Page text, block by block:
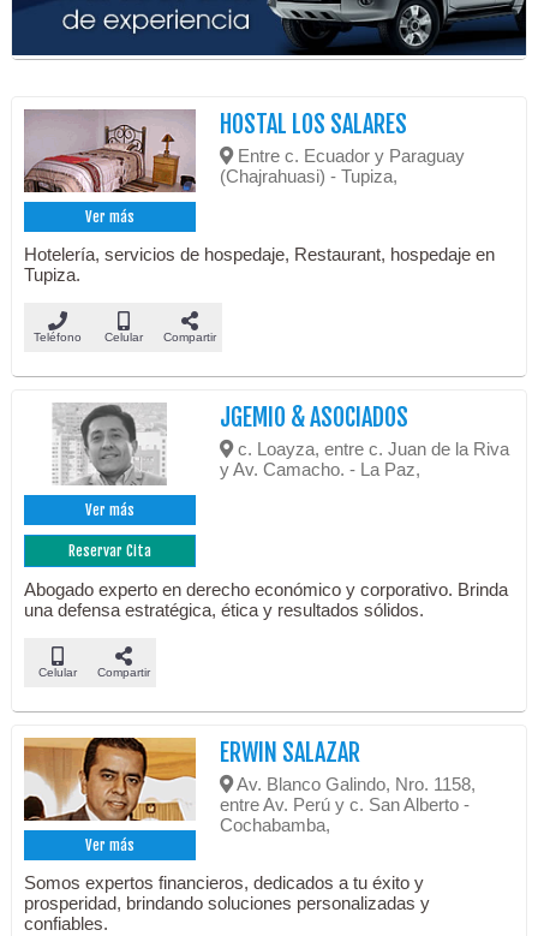
Ver más
HOSTAL LOS SALARES
Entre c. Ecuador y Paraguay
(Chajrahuasi) - Tupiza,
Hotelería, servicios de hospedaje, Restaurant, hospedaje en
Tupiza.
Teléfono Celular Compartir
Ver más
Reservar Cita
JGEMIO & ASOCIADOS
c. Loayza, entre c. Juan de la Riva
y Av. Camacho. - La Paz,
Abogado experto en derecho económico y corporativo. Brinda
una defensa estratégica, ética y resultados sólidos.
Celular Compartir
Ver más
ERWIN SALAZAR
Av. Blanco Galindo, Nro. 1158,
entre Av. Perú y c. San Alberto -
Cochabamba,
Somos expertos financieros, dedicados a tu éxito y
prosperidad, brindando soluciones personalizadas y
confiables.